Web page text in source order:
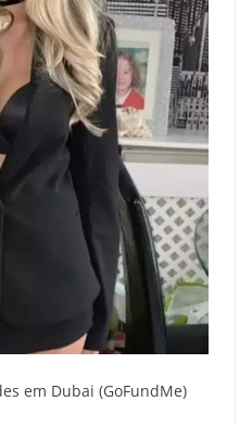
em Dubai (GoFundMe)